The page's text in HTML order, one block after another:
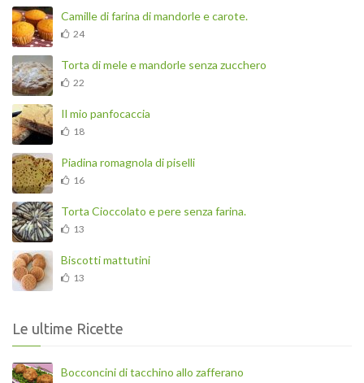
Camille di farina di mandorle e carote.
24
Torta di mele e mandorle senza zucchero
22
Il mio panfocaccia
18
Piadina romagnola di piselli
16
Torta Cioccolato e pere senza farina.
13
Biscotti mattutini
13
Le ultime Ricette
Bocconcini di tacchino allo zafferano